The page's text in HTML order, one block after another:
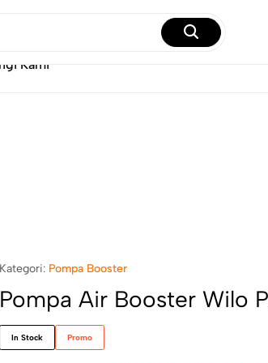
Beli Disini!
Kami
Kategori: Pompa Booster
Pompa Air Booster Wilo
In Stock Promo